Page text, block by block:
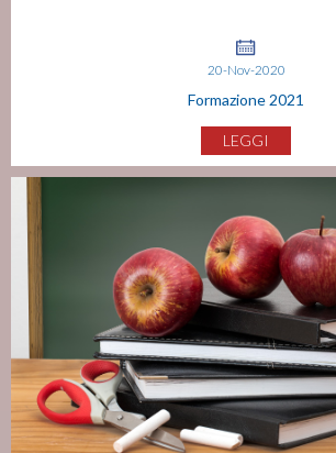
20-Nov-2020
Formazione 2021
LEGGI